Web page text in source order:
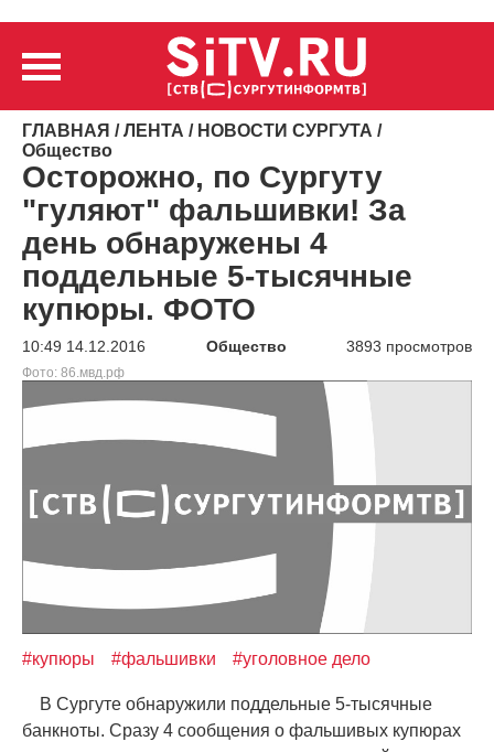
ГЛАВНАЯ /ЛЕНТА / НОВОСТИ СУРГУТА /
Общество
Осторожно, по Сургуту
"гуляют" фальшивки! За
день обнаружены 4
поддельные 5-тысячные
купюры. ФОТО
10:49 14.12.2016 Общество 3893 просмотров
Фото: 86.мвд.рф
#купюры #фальшивки #уголовное дело
В Сургуте обнаружили поддельные 5-тысячные
банкноты. Сразу 4 сообщения о фальшивых купюрах